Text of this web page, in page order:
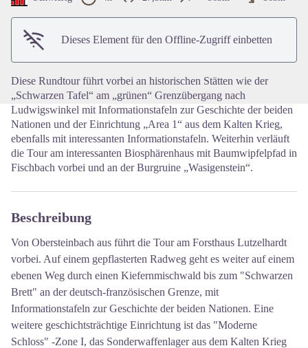
Dieses Element für den Offline-Zugriff einbetten
Diese Rundtour führt vorbei an historischen Stätten wie der
„Schwarzen Tafel“ am „grünen“ Grenzübergang nach
Ludwigswinkel mit Informationstafeln zur Geschichte der beiden
Nationen und der Einrichtung „Area 1“ aus dem Kalten Krieg,
ebenfalls mit interessanten Informationstafeln. Weiterhin verläuft
die Tour am interessanten Biosphärenhaus mit Baumwipfelpfad in
Fischbach vorbei und an der Burgruine „Wasigenstein“.
Beschreibung
Von Obersteinbach aus führt die Tour am Forsthaus Lutzelhardt
vorbei. Auf einem gepflasterten Radweg geht es weiter auf einem
ebenen Weg durch einen Kiefernmischwald bis zum "Schwarzen
Brett" an der deutsch-französischen Grenze, mit
Informationstafeln zur Geschichte der beiden Nationen. Eine
weitere geschichtsträchtige Einrichtung ist das "Moderne
Schloss" -Zone I, das Sonderwaffenlager aus dem Kalten Krieg